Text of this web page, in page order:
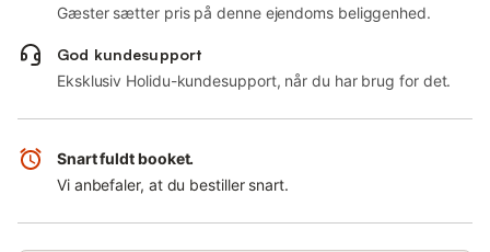
Gæster sætter pris på denne ejendoms beliggenhed.
God kundesupport
Eksklusiv Holidu-kundesupport, når du har brug for det.
Snart fuldt booket.
Vi anbefaler, at du bestiller snart.